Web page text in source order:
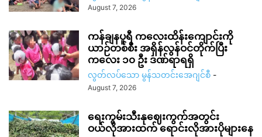
August 7, 2026
ကန်ချနပူရီ ကလေးထိန်းကျောင်းကို
ယာဉ်တစ်စီး အရှိန်လွန်ဝင်တိုက်ပြီး
ကလေး ၁၀ ဦး ဒဏ်ရာရရှိ
လွတ်လပ်သော မွန်သတင်းအေဂျင်စီ -
August 7, 2026
ရေးကွမ်းသီးနုဈေးကွက်အတွင်း
ဝယ်လိုအားထက် ရောင်းလိုအားပိုများနေ